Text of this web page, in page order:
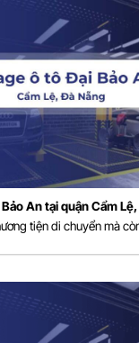
An tại quận Cẩm
tiện di chuyển mà